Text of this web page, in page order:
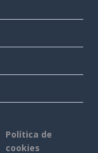
Política de
cookies